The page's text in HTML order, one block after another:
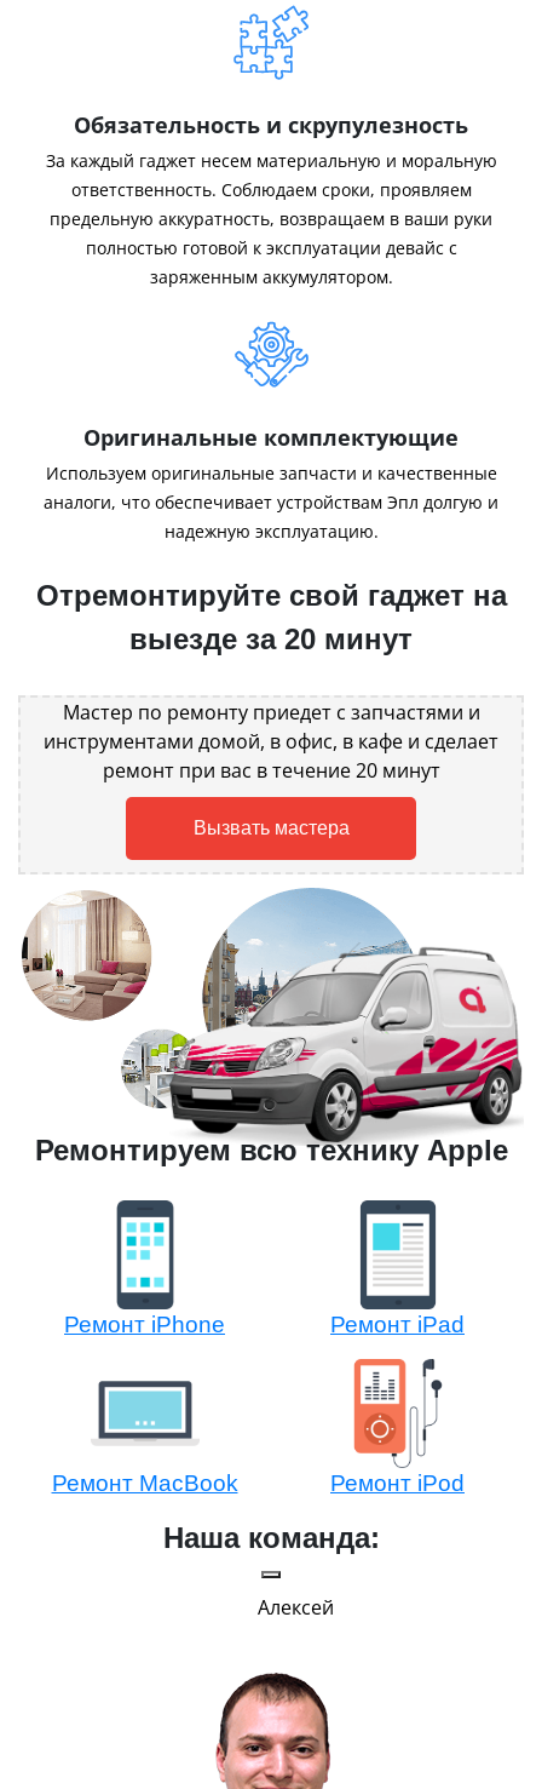
Обязательность и скрупулезность
За каждый гаджет несем материальную и моральную
ответственность. Соблюдаем сроки, проявляем
предельную аккуратность, возвращаем в ваши руки
полностью готовой к эксплуатации девайс с
заряженным аккумулятором.
Оригинальные комплектующие
Используем оригинальные запчасти и качественные
аналоги, что обеспечивает устройствам Эпл долгую и
надежную эксплуатацию.
Отремонтируйте свой гаджет на
выезде за 20 минут
Мастер по ремонту приедет с запчастями и
инструментами домой, в офис, в кафе и сделает
ремонт при вас в течение 20 минут
Вызвать мастера
Ремонтируем всю технику Apple
Ремонт iPhone Ремонт iPad
Ремонт MacBook Ремонт iPod
Наша команда:
Алексей